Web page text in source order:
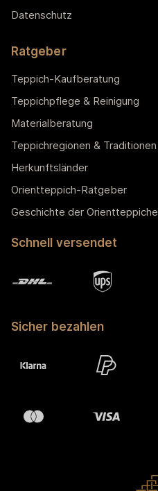
Datenschutz
Ratgeber
Teppich-Kaufberatung
Teppichpflege & Reinigung
Materialberatung
Teppichregionen & Traditionen
Herkunftsländer
Orientteppich-Ratgeber
Geschichte der Orientteppiche
Schnell versendet
Sicher bezahlen